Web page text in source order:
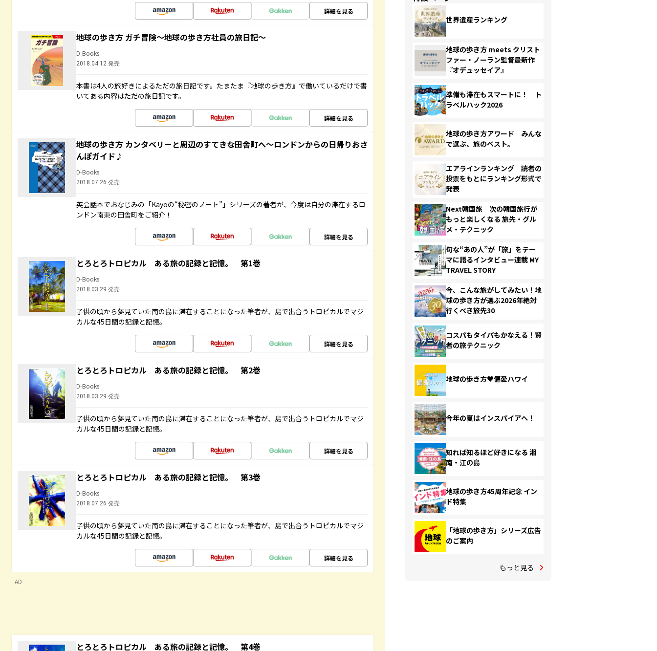
詳細を見る
地球の歩き方 ガチ冒険～地球の歩き方社員の旅日記～
D-Books
2018.04.12 発売
本書は4人の旅好きによるただの旅日記です。たまたま『地球の歩き方』で働いているだけで書
いてある内容はただの旅日記です。
詳細を見る
地球の歩き方 カンタベリーと周辺のすてきな田舎町へ～ロンドンからの日帰りおさ
んぽガイド♪
D-Books
2018.07.26 発売
英会話本でおなじみの「Kayoの“秘密のノート”」シリーズの著者が、今度は自分の滞在するロ
ンドン南東の田舎町をご紹介！
詳細を見る
とろとろトロピカル ある旅の記録と記憶。 第1巻
D-Books
2018.03.29 発売
子供の頃から夢見ていた南の島に滞在することになった筆者が、島で出合うトロピカルでマジ
カルな45日間の記録と記憶。
詳細を見る
とろとろトロピカル ある旅の記録と記憶。 第2巻
D-Books
2018.03.29 発売
子供の頃から夢見ていた南の島に滞在することになった筆者が、島で出合うトロピカルでマジ
カルな45日間の記録と記憶。
詳細を見る
とろとろトロピカル ある旅の記録と記憶。 第3巻
D-Books
2018.07.26 発売
子供の頃から夢見ていた南の島に滞在することになった筆者が、島で出合うトロピカルでマジ
カルな45日間の記録と記憶。
詳細を見る
AD
とろとろトロピカル ある旅の記録と記憶。 第4巻
世界遺産ランキング
地球の歩き方 meets クリスト
ファー・ノーラン監督最新作
『オデュッセイア』
準備も滞在もスマートに！ ト
ラベルハック2026
地球の歩き方アワード みんな
で選ぶ、旅のベスト。
エアラインランキング 読者の
投票をもとにランキング形式で
発表
Next韓国旅 次の韓国旅行が
もっと楽しくなる 旅先・グル
メ・テクニック
旬な“あの人”が「旅」をテー
マに語るインタビュー連載 MY
TRAVEL STORY
今、こんな旅がしてみたい！地
球の歩き方が選ぶ2026年絶対
行くべき旅先30
コスパもタイパもかなえる！賢
者の旅テクニック
地球の歩き方♥偏愛ハワイ
今年の夏はインスパイアへ！
知れば知るほど好きになる 湘
南・江の島
地球の歩き方45周年記念 イン
ド特集
「地球の歩き方」シリーズ広告
のご案内
もっと見る